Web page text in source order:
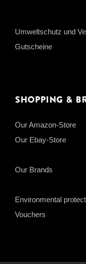
Umweltschutz und
Gutscheine
Shopping &
Our Amazon-Store
Our Ebay-Store
Our Brands
Environmental
Vouchers